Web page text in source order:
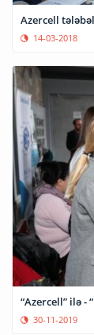
Azercell
14-03-2018
“Azercell” ilə -
30-11-2019